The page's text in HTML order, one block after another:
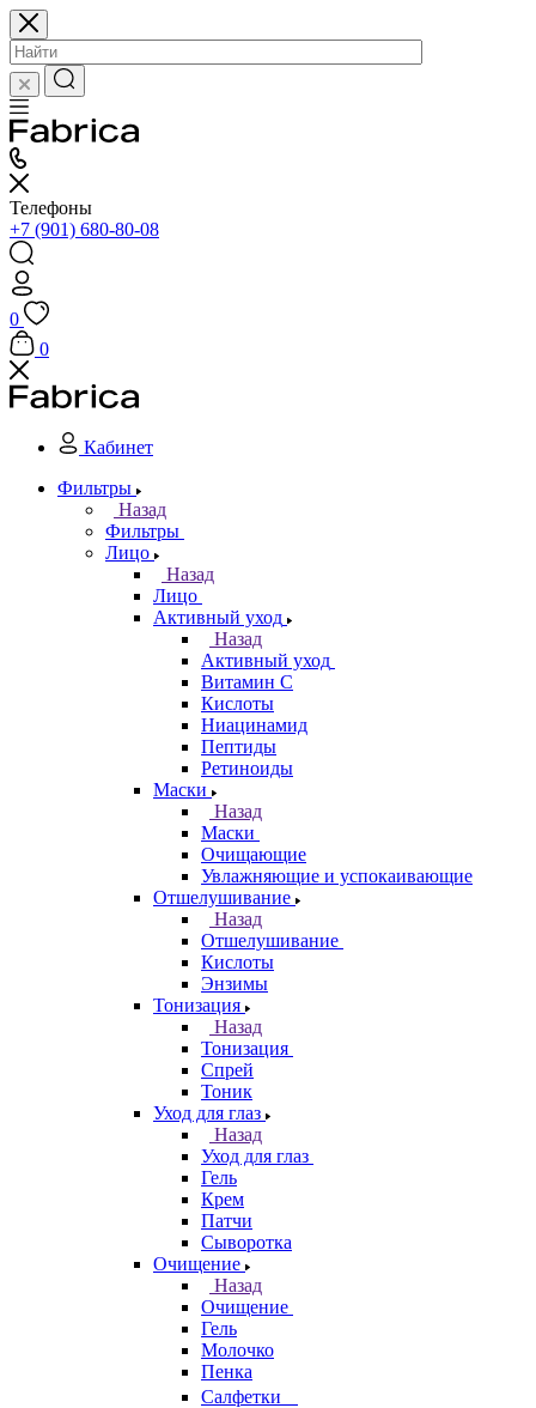
Телефоны
+7 (901) 680-80-08
0
0
Кабинет
Фильтры
Назад
Фильтры
Лицо
Назад
Лицо
Активный уход
Назад
Активный уход
Витамин С
Кислоты
Ниацинамид
Пептиды
Ретиноиды
Маски
Назад
Маски
Очищающие
Увлажняющие и успокаивающие
Отшелушивание
Назад
Отшелушивание
Кислоты
Энзимы
Тонизация
Назад
Тонизация
Спрей
Тоник
Уход для глаз
Назад
Уход для глаз
Гель
Крем
Патчи
Сыворотка
Очищение
Назад
Очищение
Гель
Молочко
Пенка
Салфетки